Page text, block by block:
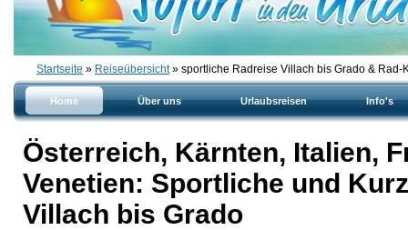
Startseite » Reiseübersicht» sportliche Radreise Villach bis Grado & Rad-
Home Über uns Urlaubsreisen Info's
Österreich, Kärnten, Italien,
Venetien: Sportliche und
Villach bis Grado